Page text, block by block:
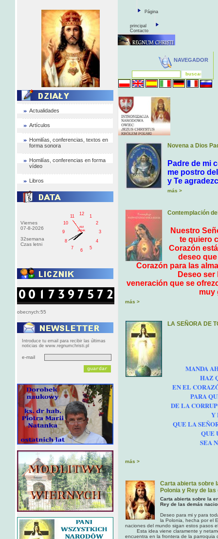
Actualidades
Artículos
Homilías, conferencias, textos en
forma sonora
Homilías, conferencias en forma
vídeo
Libros
Viernes
07-8-2026
32semana
Czas letni
1
2
3
4
5
6
7
8
9
10
11
12
AM
pištek
obecnych:55
Introduce tu email para recibir las últimas
noticias de www.regnumchristi.pl
e-mail
Página
principal
Contacto
NAVEGADOR
Novena a Dios
Padre de mi
me postro
y Te
más >
Contemplación
Nuestro
te quiero
Corazón
deseo
Corazón para las
Deseo
veneración que se
muy
más >
LA SEÑORA DE
MANDA
HAZ
EN EL
PARA
DE LA
Y
QUE LA
QUE
SEA
más >
Carta abierta sobre
Polonia y Rey de
Carta abierta sobre la
Rey de las demás
Deseo para mi y para
la Polonia, hecha por el
naciones del mundo sigan estos pasos
Esta idea viene claramente y
encuentra en la frontera de la parroquia